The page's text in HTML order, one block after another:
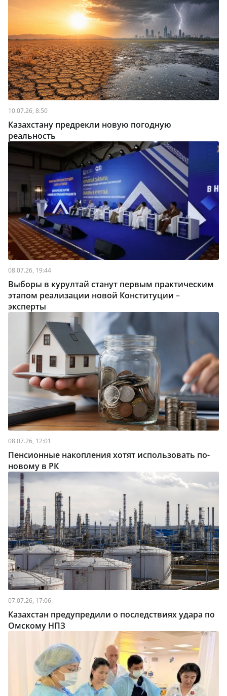
10.07.26, 8:50
Казахстану предрекли новую погодную
реальность
08.07.26, 19:44
Выборы в курултай станут первым практическим
этапом реализации новой Конституции –
эксперты
08.07.26, 12:01
Пенсионные накопления хотят использовать по-
новому в РК
07.07.26, 17:06
Казахстан предупредили о последствиях удара по
Омскому НПЗ